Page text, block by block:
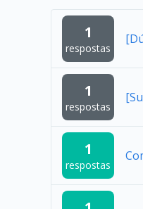
1
respostas
1
respostas
1
respostas